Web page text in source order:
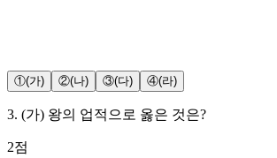
①(가) ②(나) ③(다) ④(라)
3. (가) 왕의 업적으로 옳은 것은?
2점